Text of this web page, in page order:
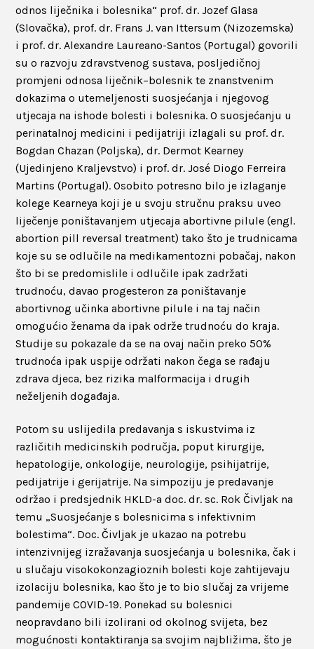
odnos liječnika i bolesnika“ prof. dr. Jozef Glasa
(Slovačka), prof. dr. Frans J. van Ittersum (Nizozemska)
i prof. dr. Alexandre Laureano-Santos (Portugal) govorili
su o razvoju zdravstvenog sustava, posljedičnoj
promjeni odnosa liječnik–bolesnik te znanstvenim
dokazima o utemeljenosti suosjećanja i njegovog
utjecaja na ishode bolesti i bolesnika. O suosjećanju u
perinatalnoj medicini i pedijatriji izlagali su prof. dr.
Bogdan Chazan (Poljska), dr. Dermot Kearney
(Ujedinjeno Kraljevstvo) i prof. dr. José Diogo Ferreira
Martins (Portugal). Osobito potresno bilo je izlaganje
kolege Kearneya koji je u svoju stručnu praksu uveo
liječenje poništavanjem utjecaja abortivne pilule (engl.
abortion pill reversal treatment) tako što je trudnicama
koje su se odlučile na medikamentozni pobačaj, nakon
što bi se predomislile i odlučile ipak zadržati
trudnoću, davao progesteron za poništavanje
abortivnog učinka abortivne pilule i na taj način
omogućio ženama da ipak održe trudnoću do kraja.
Studije su pokazale da se na ovaj način preko 50%
trudnoća ipak uspije održati nakon čega se rađaju
zdrava djeca, bez rizika malformacija i drugih
neželjenih događaja.
Potom su uslijedila predavanja s iskustvima iz
različitih medicinskih područja, poput kirurgije,
hepatologije, onkologije, neurologije, psihijatrije,
pedijatrije i gerijatrije. Na simpoziju je predavanje
održao i predsjednik HKLD-a doc. dr. sc. Rok Čivljak na
temu „Suosjećanje s bolesnicima s infektivnim
bolestima“. Doc. Čivljak je ukazao na potrebu
intenzivnijeg izražavanja suosjećanja u bolesnika, čak i
u slučaju visokokonzagioznih bolesti koje zahtijevaju
izolaciju bolesnika, kao što je to bio slučaj za vrijeme
pandemije COVID-19. Ponekad su bolesnici
neopravdano bili izolirani od okolnog svijeta, bez
mogućnosti kontaktiranja sa svojim najbližima, što je